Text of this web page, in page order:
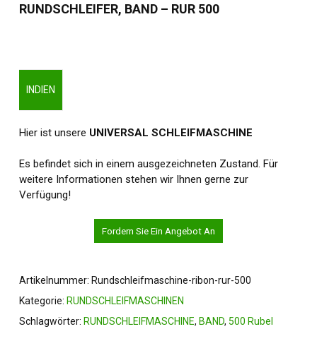
RUNDSCHLEIFER, BAND – RUR 500
INDIEN
Hier ist unsere UNIVERSAL SCHLEIFMASCHINE
Es befindet sich in einem ausgezeichneten Zustand. Für
weitere Informationen stehen wir Ihnen gerne zur
Verfügung!
Fordern Sie Ein Angebot An
Artikelnummer: Rundschleifmaschine-ribon-rur-500
Kategorie: RUNDSCHLEIFMASCHINEN
Schlagwörter: RUNDSCHLEIFMASCHINE, BAND, 500 Rubel